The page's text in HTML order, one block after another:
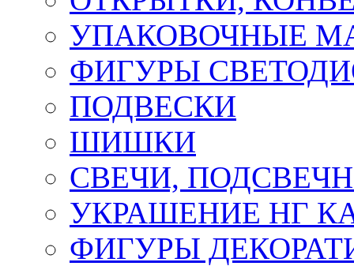
УПАКОВОЧНЫЕ
ФИГУРЫ
ПОДВЕСКИ
ШИШКИ
СВЕЧИ,
УКРАШЕНИЕ НГ
ФИГУРЫ